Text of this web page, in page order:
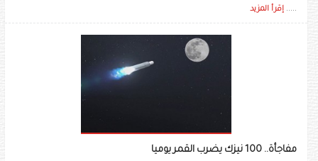
..... إقرأ المزيد
مفاجأة.. 100 نيزك يضرب القمر يوميا